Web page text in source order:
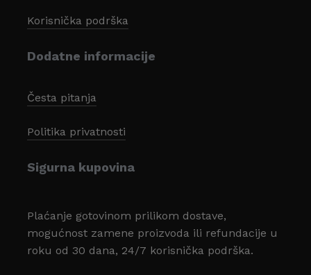
Korisnička podrška
Dodatne informacije
Česta pitanja
Politika privatnosti
Sigurna kupovina
Plaćanje gotovinom prilikom dostave,
mogućnost zamene proizvoda ili refundacije u
roku od 30 dana, 24/7 korisnička podrška.